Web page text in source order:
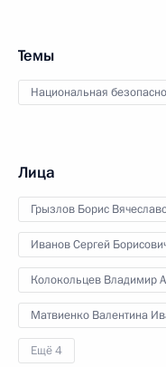
Темы
Национальная
Лица
Грызлов Борис
Иванов Сергей
Колокольцев Владимир
Матвиенко Валентина
Ещё 4